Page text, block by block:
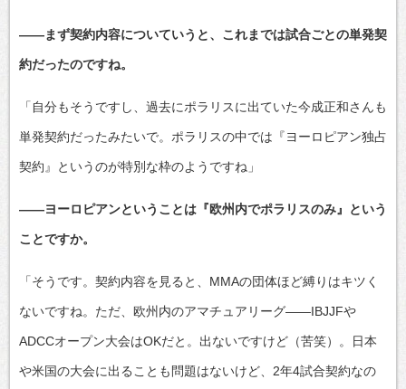
――まず契約内容についていうと、これまでは試合ごとの単発契
約だったのですね。
「自分もそうですし、過去にポラリスに出ていた今成正和さんも
単発契約だったみたいで。ポラリスの中では『ヨーロピアン独占
契約』というのが特別な枠のようですね」
――ヨーロピアンということは『欧州内でポラリスのみ』という
ことですか。
「そうです。契約内容を見ると、MMAの団体ほど縛りはキツく
ないですね。ただ、欧州内のアマチュアリーグ――IBJJFや
ADCCオープン大会はOKだと。出ないですけど（苦笑）。日本
や米国の大会に出ることも問題はないけど、2年4試合契約なの